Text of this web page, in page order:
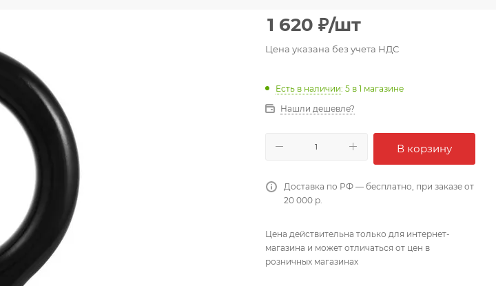
1 620 ₽/шт
Цена указана без учета НДС
Есть в наличии: 5 в 1 магазине
Нашли дешевле?
В корзину
Доставка по РФ — бесплатно, при заказе от
20 000 р.
Цена действительна только для интернет-
магазина и может отличаться от цен в
розничных магазинах